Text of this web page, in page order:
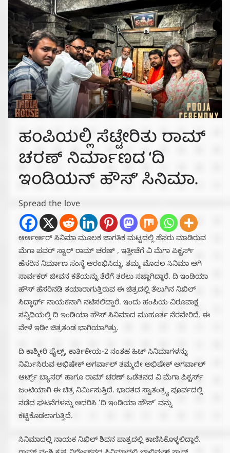
ಹಂಪಿಯಲ್ಲಿ ಸೆಟ್ಟೇರಿತು ರಾಮ್
ಚರಣ್ ನಿರ್ಮಾಣದ ‘ದಿ
ಇಂಡಿಯನ್ ಹೌಸ್’ ಸಿನಿಮಾ.
Spread the love
ಆರ್ಆರ್ಆರ್ ಸಿನಿಮಾ ಮೂಲಕ ಜಾಗತಿಕ ಮಟ್ಟದಲ್ಲಿ ಹೆಸರು ಮಾಡಿರುವ
ಮೆಗಾ ಪವರ್ ಸ್ಟಾರ್ ರಾಮ್ ಚರಣ್ , ಇತ್ತೀಚೆಗೆ ವಿ ಮೆಗಾ ಪಿಕ್ಚರ್ಸ್
ಹೆಸರಿನ ನಿರ್ಮಾಣ ಸಂಸ್ಥೆ ಆರಂಭಿಸಿದ್ದು, ತಮ್ಮ ಮೊದಲ ಸಿನಿಮಾ ಆಗಿ
ಸಾರ್ವಕರ್ ಜೀವನ ಕತೆಯನ್ನು ತೆರೆಗೆ ತರಲು ಸಜ್ಜಾಗಿದ್ದಾರೆ. ದಿ ಇಂಡಿಯಾ
ಹೌಸ್ ಹೆಸರಿನಡಿ ತಯಾರಾಗುತ್ತಿರುವ ಈ ಚಿತ್ರದಲ್ಲಿ ತೆಲುಗಿನ ನಿಖಿಲ್
ಸಿದ್ಧಾರ್ಥ್ ನಾಯಕನಾಗಿ ನಟಿಸಲಿದ್ದಾರೆ. ಇಂದು ಹಂಪಿಯ ವಿರೂಪಾಕ್ಷ
ಸನ್ನಿಧಿಯಲ್ಲಿ ದಿ ಇಂಡಿಯಾ ಹೌಸ್ ಸಿನಿಮಾದ ಮುಹೂರ್ತ ನೆರವೇರಿದೆ. ಈ
ವೇಳೆ ಇಡೀ ಚಿತ್ರತಂಡ ಭಾಗಿಯಾಗಿತ್ತು.
ದಿ ಕಾಶ್ಮೀರಿ ಫೈಲ್ಸ್, ಕಾರ್ತಿಕೇಯ-2 ನಂತಹ ಹಿಟ್ ಸಿನಿಮಾಗಳನ್ನು
ನಿರ್ಮಿಸಿರುವ ಅಭಿಷೇಕ್ ಅಗರ್ವಾಲ್ ತಮ್ಮದೇ ಅಭಿಷೇಕ್ ಅಗರ್ವಾಲ್
ಆರ್ಟ್ಸ್ ಬ್ಯಾನರ್ ಹಾಗೂ ರಾಮ್ ಚರಣ್ ಒಡೆತನದ ವಿ ಮೆಗಾ ಪಿಕ್ಚರ್ಸ್
ಜಂಟಿಯಾಗಿ ಈ ಚಿತ್ರ ನಿರ್ಮಿಸುತ್ತಿದೆ. ಭಾರತದ ಸ್ವಾತಂತ್ರ್ಯ ಪೂರ್ವದಲ್ಲಿ
ನಡೆದ ಘಟನೆಗಳನ್ನು ಆಧರಿಸಿ ‘ದಿ ಇಂಡಿಯಾ ಹೌಸ್’ ವನ್ನು
ಕಟ್ಟಿಕೊಡಲಾಗುತ್ತಿದೆ.
ಸಿನಿಮಾದಲ್ಲಿ ನಾಯಕ ನಿಖಿಲ್ ಶಿವನ ಪಾತ್ರದಲ್ಲಿ ಕಾಣಿಸಿಕೊಳ್ಳಲಿದ್ದಾರೆ.